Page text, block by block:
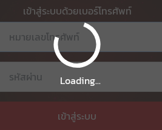
เข้าสู่ระบบด้วยเบอร์โทรศัพท์
เข้าสู่ระบบ
Loading...